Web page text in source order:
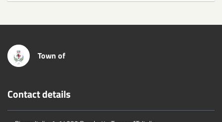
Town of
Contact details